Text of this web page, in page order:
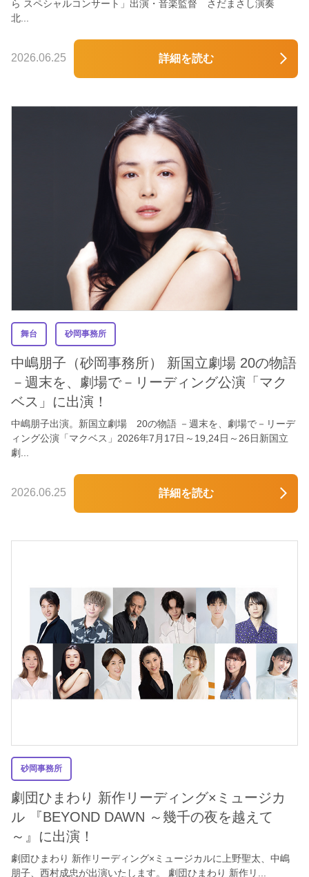
ら スペシャルコンサート」出演・音楽監督 さだまさし演奏
北...
2026.06.25 詳細を読む
舞台 砂岡事務所
中嶋朋子（砂岡事務所） 新国立劇場 20の物語
－週末を、劇場で－リーディング公演「マク
ベス」に出演！
中嶋朋子出演。新国立劇場 20の物語 －週末を、劇場で－リーデ
ィング公演「マクベス」2026年7月17日～19,24日～26日新国立
劇...
2026.06.25 詳細を読む
砂岡事務所
劇団ひまわり 新作リーディング×ミュージカ
ル 『BEYOND DAWN ～幾千の夜を越えて
～』に出演！
劇団ひまわり 新作リーディング×ミュージカルに上野聖太、中嶋
朋子、西村成忠が出演いたします。 劇団ひまわり 新作リ...